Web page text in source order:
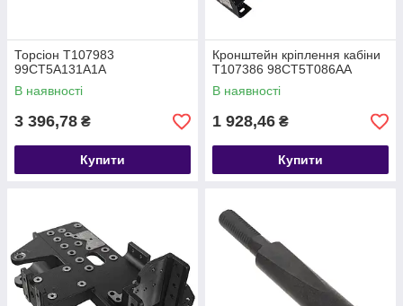
Торсіон T107983
99CT5A131A1A
В наявності
3 396,78 ₴
Купити
Кронштейн кріплення кабіни
T107386 98CT5T086AA
В наявності
1 928,46 ₴
Купити